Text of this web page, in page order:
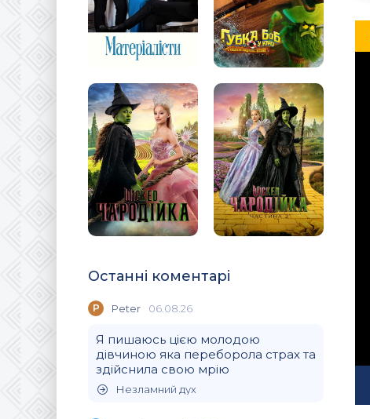
Останні коментарі
P Peter 06.08.26
Я пишаюсь цією молодою
дівчиною яка переборола страх та
здійснила свою мрію
Незламний дух